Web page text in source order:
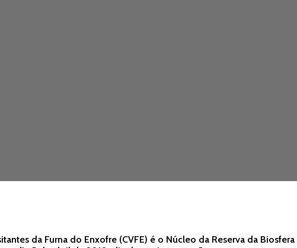
da Furna do Enxofre (CVFE) é o Núcleo da Reserva da